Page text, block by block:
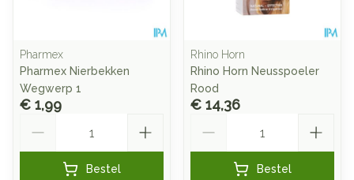
Pharmex
Pharmex Nierbekken
Wegwerp 1
€ 1,99
Bestel
Rhino Horn
Rhino Horn Neusspoeler
Rood
€ 14,36
Bestel